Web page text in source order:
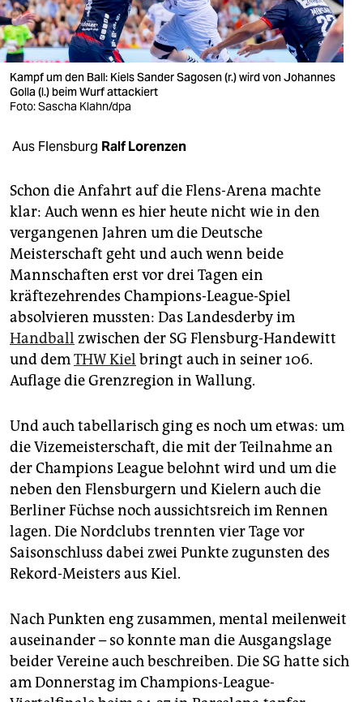
verlag
verlag
veranstaltungen
shop
fragen & hilfe
abo
genossenschaft
epaper login
Kampf um den Ball: Kiels Sander Sagosen (r.) wird von Johannes
Golla (l.) beim Wurf attackiert
Foto: Sascha Klahn/dpa
Aus Flensburg Ralf Lorenzen
Schon die Anfahrt auf die Flens-Arena machte
klar: Auch wenn es hier heute nicht wie in den
vergangenen Jahren um die Deutsche
Meisterschaft geht und auch wenn beide
Mannschaften erst vor drei Tagen ein
kräftezehrendes Champions-League-Spiel
absolvieren mussten: Das Landesderby im
Handball zwischen der SG Flensburg-Handewitt
und demTHW Kiel bringt auch in seiner 106.
Auflage die Grenzregion in Wallung.
Und auch tabellarisch ging es noch um etwas: um
die Vizemeisterschaft, die mit der Teilnahme an
der Champions League belohnt wird und um die
neben den Flensburgern und Kielern auch die
Berliner Füchse noch aussichtsreich im Rennen
lagen. Die Nordclubs trennten vier Tage vor
Saisonschluss dabei zwei Punkte zugunsten des
Rekord-Meisters aus Kiel.
Nach Punkten eng zusammen, mental meilenweit
auseinander – so konnte man die Ausgangslage
beider Vereine auch beschreiben. Die SG hatte sich
am Donnerstag im Champions-League-